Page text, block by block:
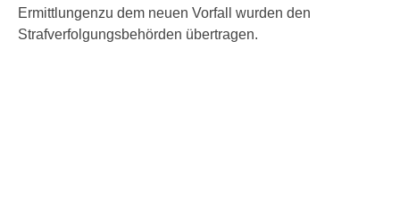
Ermittlungenzu dem neuen Vorfall wurden den
Strafverfolgungsbehörden übertragen.